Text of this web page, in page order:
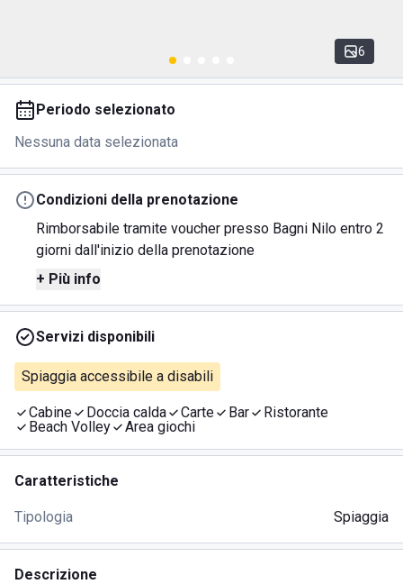
6
Periodo selezionato
Nessuna data selezionata
Condizioni della prenotazione
Rimborsabile tramite voucher presso Bagni Nilo entro 2
giorni dall'inizio della prenotazione
+ Più info
Servizi disponibili
Spiaggia accessibile a disabili
Cabine Doccia calda Carte Bar
Ristorante
Beach Volley
Area giochi
Caratteristiche
Tipologia Spiaggia
Descrizione